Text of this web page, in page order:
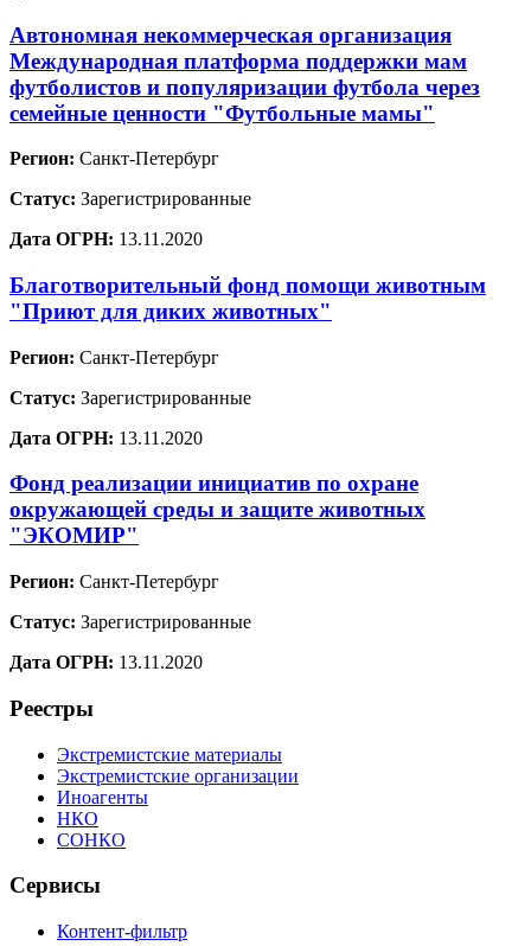
Автономная некоммерческая организация
Международная платформа поддержки мам
футболистов и популяризации футбола через
семейные ценности "Футбольные мамы"
Регион: Санкт-Петербург
Статус: Зарегистрированные
Дата ОГРН: 13.11.2020
Благотворительный фонд помощи животным
"Приют для диких животных"
Регион: Санкт-Петербург
Статус: Зарегистрированные
Дата ОГРН: 13.11.2020
Фонд реализации инициатив по охране
окружающей среды и защите животных
"ЭКОМИР"
Регион: Санкт-Петербург
Статус: Зарегистрированные
Дата ОГРН: 13.11.2020
Реестры
Экстремистские материалы
Экстремистские организации
Иноагенты
НКО
СОНКО
Сервисы
Контент-фильтр